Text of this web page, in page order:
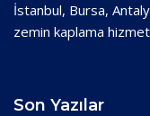
İstanbul, Bursa,
zemin kaplama
Son Yazılar